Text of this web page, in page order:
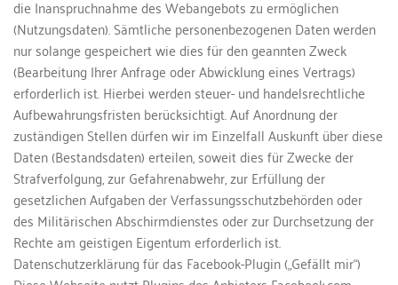
die Inanspruchnahme des Webangebots zu ermöglichen
(Nutzungsdaten). Sämtliche personenbezogenen Daten werden
nur solange gespeichert wie dies für den geannten Zweck
(Bearbeitung Ihrer Anfrage oder Abwicklung eines Vertrags)
erforderlich ist. Hierbei werden steuer- und handelsrechtliche
Aufbewahrungsfristen berücksichtigt. Auf Anordnung der
zuständigen Stellen dürfen wir im Einzelfall Auskunft über diese
Daten (Bestandsdaten) erteilen, soweit dies für Zwecke der
Strafverfolgung, zur Gefahrenabwehr, zur Erfüllung der
gesetzlichen Aufgaben der Verfassungsschutzbehörden oder
des Militärischen Abschirmdienstes oder zur Durchsetzung der
Rechte am geistigen Eigentum erforderlich ist.
Datenschutzerklärung für das Facebook-Plugin („Gefällt mir“)